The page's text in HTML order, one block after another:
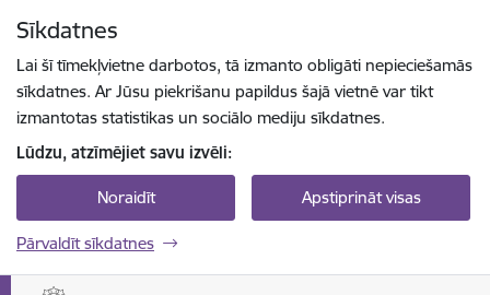
Sīkdatnes
Lai šī tīmekļvietne darbotos, tā izmanto obligāti nepieciešamās
sīkdatnes. Ar Jūsu piekrišanu papildus šajā vietnē var tikt
izmantotas statistikas un sociālo mediju sīkdatnes.
Lūdzu, atzīmējiet savu izvēli:
Noraidīt Apstiprināt visas
Pārvaldīt sīkdatnes